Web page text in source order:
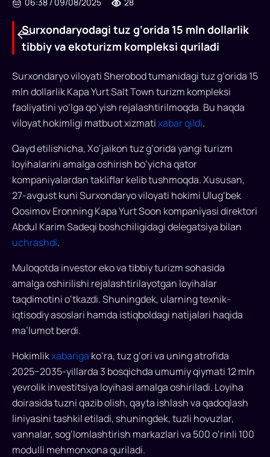
Surxondaryodagi
tuz
g‘orida
15
mln
dollarlik
tibbiy
va
ekoturizm
kompleksi
quriladi
Kapa
Yurt
Soon
kompaniyasi
Sherobod
tumanidagi
Xo‘jaikon
Surxondaryodagi tuz g‘orida 15 mln dollarlik
tibbiy va ekoturizm kompleksi quriladi
Surxondaryo viloyati Sherobod tumanidagi tuz g‘orida 15
mln dollarlik Kapa Yurt Salt Town turizm kompleksi
faoliyatini yo‘lga qo‘yish rejalashtirilmoqda. Bu haqda
viloyat hokimligi matbuot xizmatixabar qildi.
Qayd etilishicha, Xo‘jaikon tuz g‘orida yangi turizm
loyihalarini amalga oshirish bo‘yicha qator
kompaniyalardan takliflar kelib tushmoqda. Xususan,
27-avgust kuni Surxondaryo viloyati hokimi Ulug‘bek
Qosimov Eronning Kapa Yurt Soon kompaniyasi direktori
Abdul Karim Sadeqi boshchiligidagi delegatsiya bilan
uchrashdi.
Muloqotda investor eko va tibbiy turizm sohasida
amalga oshirilishi rejalashtirilayotgan loyihalar
taqdimotini o‘tkazdi. Shuningdek, ularning texnik-
iqtisodiy asoslari hamda istiqboldagi natijalari haqida
ma’lumot berdi.
Hokimlikxabariga ko‘ra, tuz g‘ori va uning atrofida
2025−2035-yillarda 3 bosqichda umumiy qiymati 12 mln
yevrolik investitsiya loyihasi amalga oshiriladi. Loyiha
doirasida tuzni qazib olish, qayta ishlash va qadoqlash
liniyasini tashkil etiladi, shuningdek, tuzli hovuzlar,
vannalar, sog‘lomlashtirish markazlari va 500 o‘rinli 100
modulli mehmonxona quriladi.